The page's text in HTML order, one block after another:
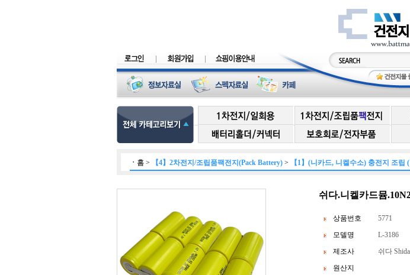
ㆍ 홈 > 【4】2차전지/조립품팩전지(Pack Battery) > 【1】(니카드, 니켈수소) 충전지 조립
쉬다.니켈카드뮴
상품번호
5771
모델명
L-3186
제조사
쉬다
원산지